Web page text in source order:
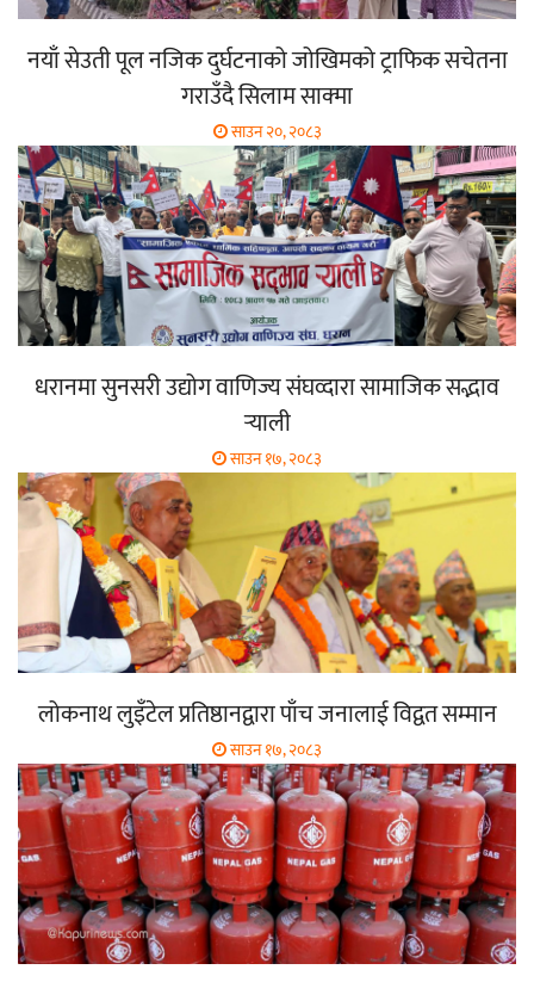
नयाँ सेउती पूल नजिक दुर्घटनाको जोखिमको ट्राफिक सचेतना
गराउँदै सिलाम साक्मा
साउन २०, २०८३
धरानमा सुनसरी उद्योग वाणिज्य संघव्दारा सामाजिक सद्भाव
र्‍याली
साउन १७, २०८३
लोकनाथ लुइँटेल प्रतिष्ठानद्वारा पाँच जनालाई विद्वत सम्मान
साउन १७, २०८३